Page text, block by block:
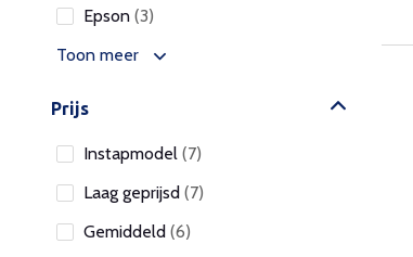
Epson (3)
Toon meer
Prijs
Instapmodel (7)
Laag geprijsd (7)
Gemiddeld (6)